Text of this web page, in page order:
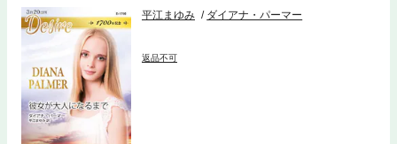
平江まゆみ ダイアナ・パーマー
返品不可